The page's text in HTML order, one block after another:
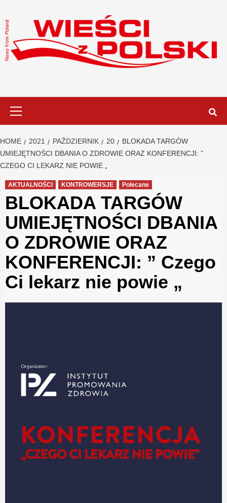
to
content
HOME 2021 PAŹDZIERNIK 20
BLOKADA TARGÓW
UMIEJĘTNOŚCI DBANIA O ZDROWIE ORAZ KONFERENCJI: ”
CZEGO CI LEKARZ NIE POWIE „
AKTUALNOŚCI KONTROWERSJE Polecane
BLOKADA TARGÓW
UMIEJĘTNOŚCI DBANIA
O ZDROWIE ORAZ
KONFERENCJI: ” Czego
Ci lekarz nie powie „